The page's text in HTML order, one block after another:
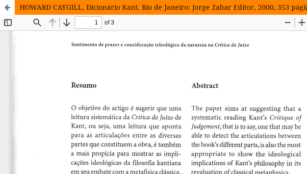
HOWARD CAYGILL, Dicionário Kant. Rio de Janeiro: Jorge Zahar Editor, 2000, 353